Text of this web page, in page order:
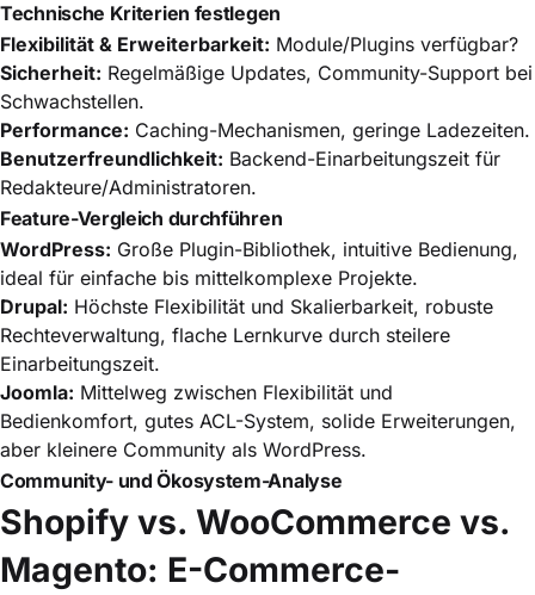
Technische Kriterien festlegen
Flexibilität & Erweiterbarkeit: Module/Plugins verfügbar?
Sicherheit: Regelmäßige Updates, Community-Support bei
Schwachstellen.
Performance: Caching-Mechanismen, geringe Ladezeiten.
Benutzerfreundlichkeit: Backend-Einarbeitungszeit für
Redakteure/Administratoren.
Feature-Vergleich durchführen
WordPress: Große Plugin-Bibliothek, intuitive Bedienung,
ideal für einfache bis mittelkomplexe Projekte.
Drupal: Höchste Flexibilität und Skalierbarkeit, robuste
Rechteverwaltung, flache Lernkurve durch steilere
Einarbeitungszeit.
Joomla: Mittelweg zwischen Flexibilität und
Bedienkomfort, gutes ACL-System, solide Erweiterungen,
aber kleinere Community als WordPress.
Community- und Ökosystem-Analyse
Shopify vs. WooCommerce vs.
Magento: E-Commerce-